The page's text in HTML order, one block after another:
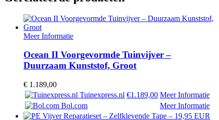
Meer Informatie
Ocean II Voorgevormde Tuinvijver –
Duurzaam Kunststof, Groot
€ 1.189,00
Tuinexpress.nl €1.189,00 Meer Informatie
Bol.com
Meer Informatie